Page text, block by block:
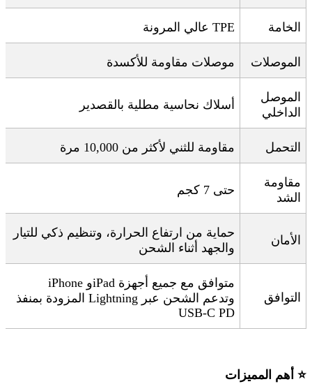
الخامة TPE عالي المرونة
الموصلات موصلات مقاومة للأكسدة
الموصل
الداخلي
أسلاك نحاسية مطلية بالقصدير
التحمل مقاومة للثني لأكثر من 10,000 مرة
مقاومة
الشد
حتى 7 كجم
الأمان
حماية من ارتفاع الحرارة، وتنظيم ذكي للتيار
والجهد أثناء الشحن
التوافق
متوافق مع جميع أجهزة وiPad
المزودة بمنفذ Lightning وتدعم الشحن عبر
USB-C PD
⭐ أهم المميزات